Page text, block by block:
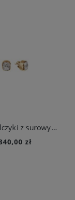
Złote kolczyki z surowymi diamentami z kolekcji Verum
zł